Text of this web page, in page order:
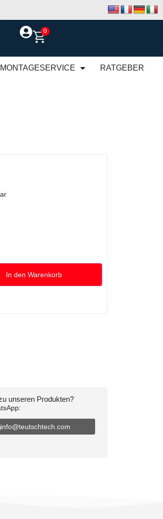
0
MONTAGESERVICE RATGEBER
In den Warenkorb
unseren Produkten?
info@teutschtech.com